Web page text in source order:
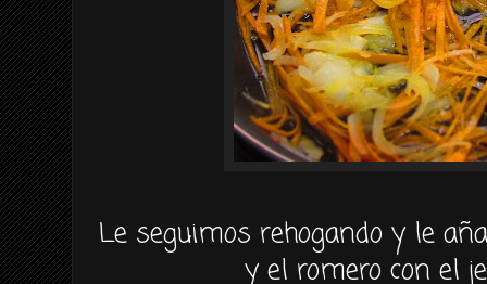
Le seguimos rehogando y le
y el romero con el